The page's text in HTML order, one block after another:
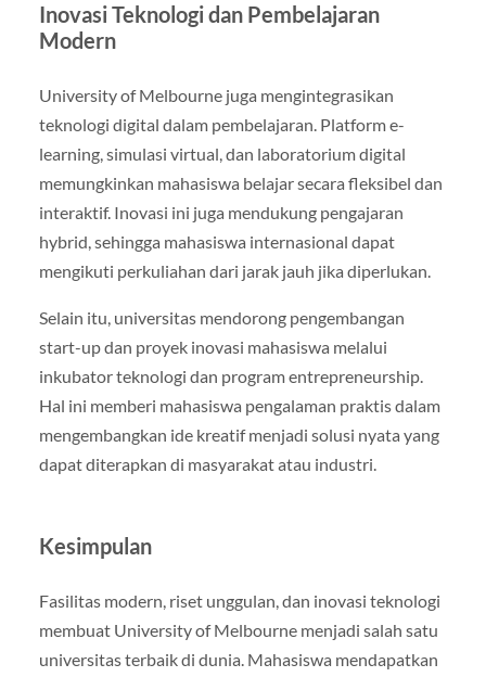
Inovasi Teknologi dan Pembelajaran
Modern
University of Melbourne juga mengintegrasikan
teknologi digital dalam pembelajaran. Platform e-
learning, simulasi virtual, dan laboratorium digital
memungkinkan mahasiswa belajar secara fleksibel dan
interaktif. Inovasi ini juga mendukung pengajaran
hybrid, sehingga mahasiswa internasional dapat
mengikuti perkuliahan dari jarak jauh jika diperlukan.
Selain itu, universitas mendorong pengembangan
start-up dan proyek inovasi mahasiswa melalui
inkubator teknologi dan program entrepreneurship.
Hal ini memberi mahasiswa pengalaman praktis dalam
mengembangkan ide kreatif menjadi solusi nyata yang
dapat diterapkan di masyarakat atau industri.
Kesimpulan
Fasilitas modern, riset unggulan, dan inovasi teknologi
membuat University of Melbourne menjadi salah satu
universitas terbaik di dunia. Mahasiswa mendapatkan